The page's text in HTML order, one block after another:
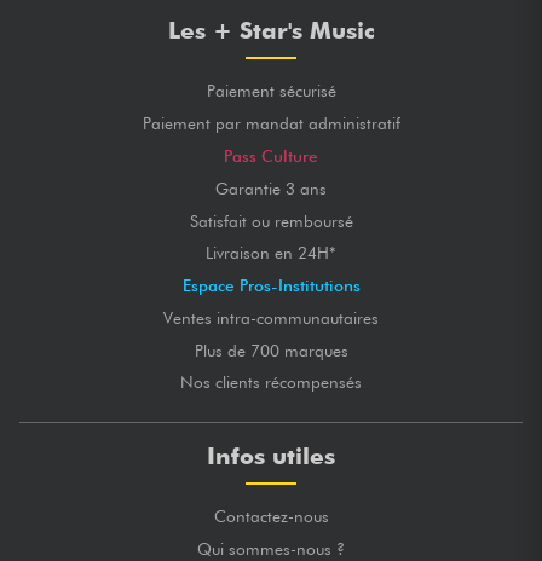
Les + Star's Music
Paiement sécurisé
Paiement par mandat administratif
Pass Culture
Garantie 3 ans
Satisfait ou remboursé
Livraison en 24H*
Espace Pros-Institutions
Ventes intra-communautaires
Plus de 700 marques
Nos clients récompensés
Infos utiles
Contactez-nous
Qui sommes-nous ?